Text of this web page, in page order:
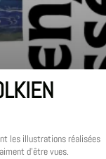
les illustrations réalisées
d'être vues.